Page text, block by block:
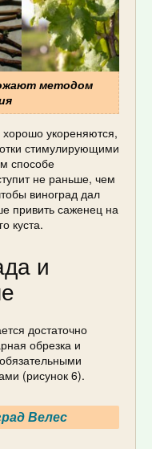
методом
укореняются,
стимулирующими
способе
не раньше, чем
виноград дал
привить саженец на
куста.
и
достаточно
обрезка и
(рисунок 6).
Велес